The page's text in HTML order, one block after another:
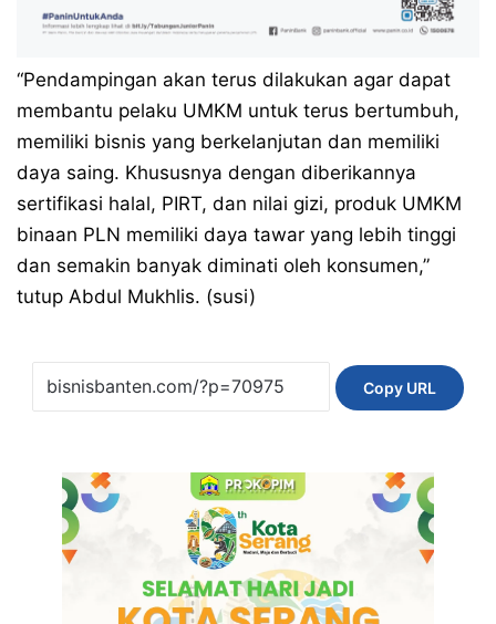
“Pendampingan akan terus dilakukan agar dapat
membantu pelaku UMKM untuk terus bertumbuh,
memiliki bisnis yang berkelanjutan dan memiliki
daya saing. Khususnya dengan diberikannya
sertifikasi halal, PIRT, dan nilai gizi, produk UMKM
binaan PLN memiliki daya tawar yang lebih tinggi
dan semakin banyak diminati oleh konsumen,”
tutup Abdul Mukhlis. (susi)
Copy URL